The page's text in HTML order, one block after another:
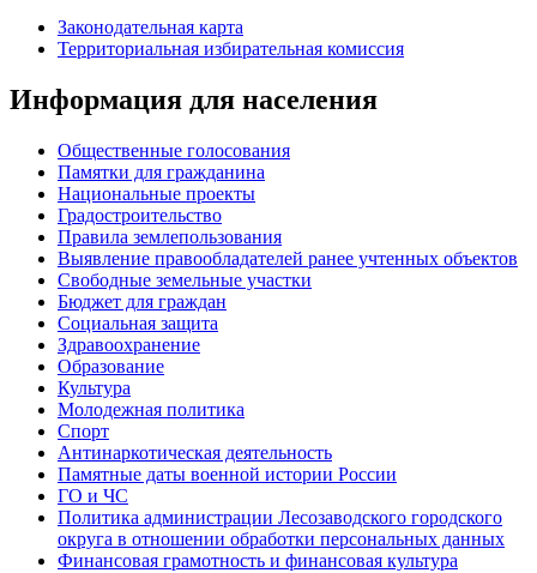
Законодательная карта
Территориальная избирательная комиссия
Информация для населения
Общественные голосования
Памятки для гражданина
Национальные проекты
Градостроительство
Правила землепользования
Выявление правообладателей ранее учтенных объектов
Свободные земельные участки
Бюджет для граждан
Социальная защита
Здравоохранение
Образование
Культура
Молодежная политика
Спорт
Антинаркотическая деятельность
Памятные даты военной истории России
ГО и ЧС
Политика администрации Лесозаводского городского
округа в отношении обработки персональных данных
Финансовая грамотность и финансовая культура